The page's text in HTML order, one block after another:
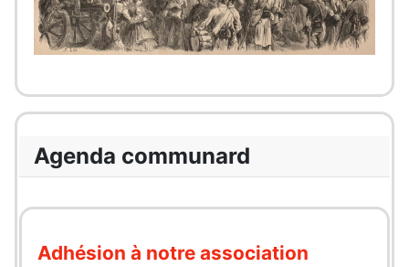
Agenda communard
Adhésion à notre association